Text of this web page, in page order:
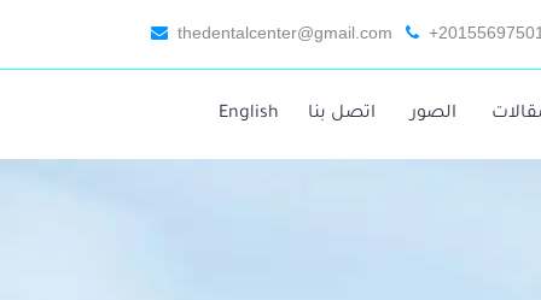
thedentalcenter@gmail.com
الصور اتصل بنا English